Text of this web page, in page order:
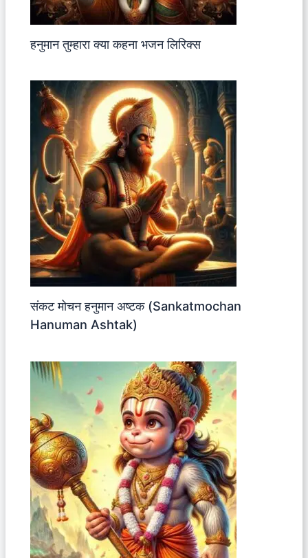
हनुमान तुम्हारा क्या कहना भजन लिरिक्स
संकट मोचन हनुमान अष्टक (Sankatmochan
Hanuman Ashtak)